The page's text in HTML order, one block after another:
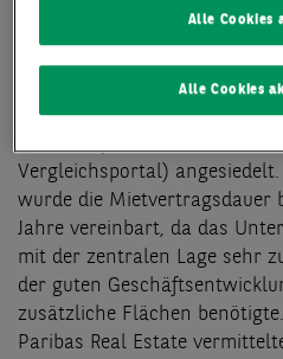
hatte die Check24
Allee 53 bezogen und hier
des Check24 Kreditservice
Vergleichsportal)
wurde die Mietvertragsdauer
Jahre vereinbart, da das
mit der zentralen Lage sehr
der guten
zusätzliche Flächen
Paribas Real Estate
Alle Cookies
Alle Cookies